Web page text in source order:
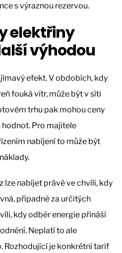
s výraznou rezervou.
elektřiny
výhodou
efekt. V obdobích, kdy
fouká vítr, může být v síti
trhu pak mohou ceny
hodnot. Pro majitele
nabíjení to může být
lze nabíjet právě ve chvíli, kdy
případně za určitých
kdy odběr energie přináší
Neplatí to ale
Rozhodující je konkrétní tarif